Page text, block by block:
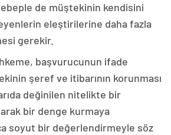
de müştekinin kendisini
eleştirilerine daha fazla
gerekir.
başvurucunun ifade
şeref ve itibarının korunması
değinilen nitelikte bir
bir denge kurmaya
soyut bir değerlendirmeyle söz